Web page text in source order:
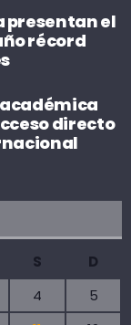
presentan el
récord
directo
S
D
4
5